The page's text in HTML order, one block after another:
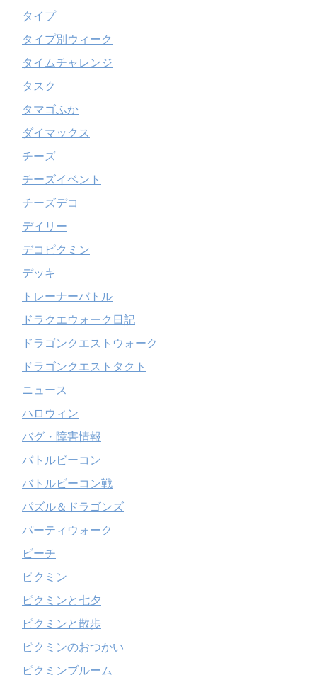
タイプ
タイプ別ウィーク
タイムチャレンジ
タスク
タマゴふか
ダイマックス
チーズ
チーズイベント
チーズデコ
デイリー
デコピクミン
デッキ
トレーナーバトル
ドラクエウォーク日記
ドラゴンクエストウォーク
ドラゴンクエストタクト
ニュース
ハロウィン
バグ・障害情報
バトルビーコン
バトルビーコン戦
パズル＆ドラゴンズ
パーティウォーク
ビーチ
ピクミン
ピクミンと七夕
ピクミンと散歩
ピクミンのおつかい
ピクミンブルーム